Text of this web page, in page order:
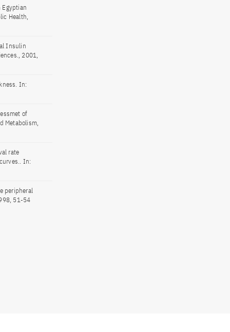
Egyptian
Health,
Insulin
2001,
In:
of
Metabolism,
rate
In:
peripheral
51-54